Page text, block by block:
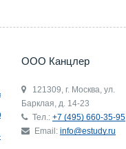
ООО Канцлер
121309, г. Москва, ул.
Барклая, д. 14-23
Тел.: +7 (495) 660-35-95
Email: info@estudy.ru